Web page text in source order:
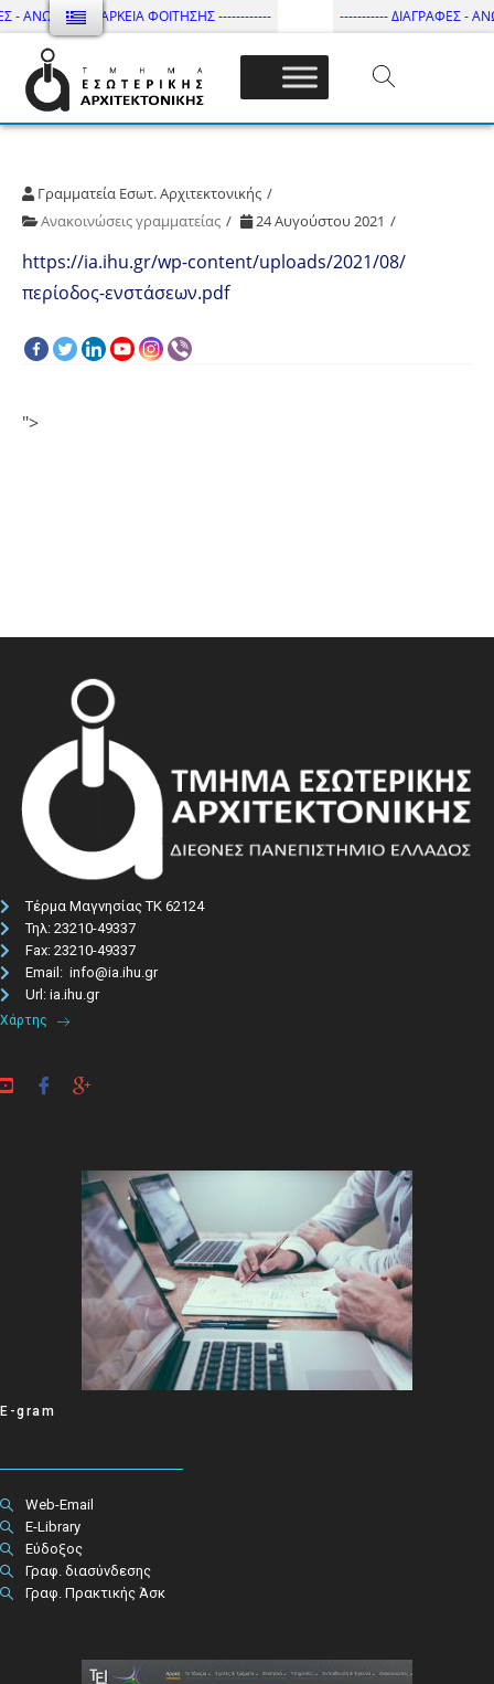
- ΑΝΩΤΑΤΗ ΔΙΑΡΚΕΙΑ ΦΟΙΤΗΣΗΣ ------------ ----------- ΔΙΑΓΡΑΦΕΣ -
Τμήμα Εσωτ. Αρχιτεκτονικής – ΔΙ.ΠΑ.Ε
Γραμματεία Εσωτ. Αρχιτεκτονικής
Ανακοινώσεις γραμματείας
24 Αυγούστου 2021
https://ia.ihu.gr/wp-content/uploads/2021/08/
περίοδος-ενστάσεων.pdf
">
Τέρμα Μαγνησίας ΤΚ 62124
Τηλ: 23210-49337​
Fax: 23210-49337
Email: info@ia.ihu.gr
Url: ia.ihu.gr
Χάρτης
E-gram
Web-Email
E-Library
Εύδοξος
Γραφ. διασύνδεσης
Γραφ. Πρακτικής Άσκ